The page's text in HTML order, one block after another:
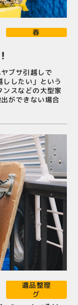
お悩み
吊り作業
城陽市
引越し
新生活
春
ブサ引越しで
したい」という
スなどの大型家
ができない場合
ハウスクリーニン
グ
不用品処分
城陽市
引越し
新生活
春
生前整理
遺品整理